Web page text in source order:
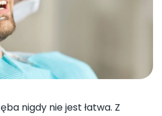
nigdy nie jest łatwa. Z